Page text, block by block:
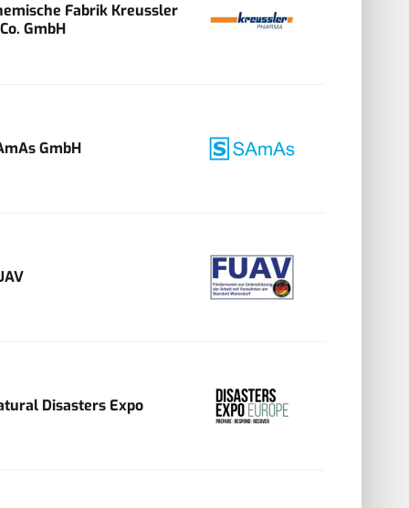
Fabrik Kreussler
GmbH
GmbH
Disasters Expo